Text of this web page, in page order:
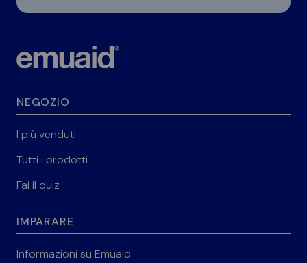
NEGOZIO
I più venduti
Tutti i prodotti
Fai il quiz
IMPARARE
Informazioni su Emuaid